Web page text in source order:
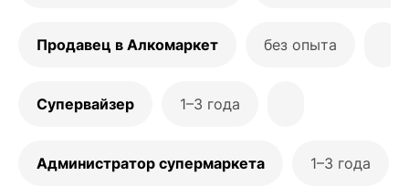
Продавец в Алкомаркет без опыта
Супервайзер 1–3 года
Администратор супермаркета 1–3 года